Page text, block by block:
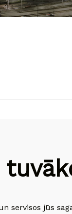
servisos jūs